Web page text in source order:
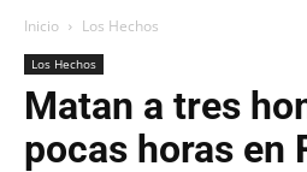
Inicio Los Hechos
Los Hechos
Matan a tres
pocas horas en